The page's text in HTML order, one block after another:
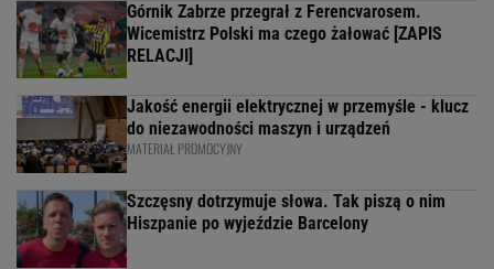
Górnik Zabrze przegrał z Ferencvarosem.
Wicemistrz Polski ma czego żałować [ZAPIS
RELACJI]
Jakość energii elektrycznej w przemyśle - klucz
do niezawodności maszyn i urządzeń
MATERIAŁ PROMOCYJNY
Szczęsny dotrzymuje słowa. Tak piszą o nim
Hiszpanie po wyjeździe Barcelony